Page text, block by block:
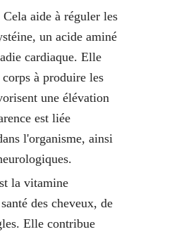
Cela aide à réguler les
un acide aminé
cardiaque. Elle
à produire les
une élévation
est liée
l'organisme, ainsi
la vitamine
des cheveux, de
Elle contribue